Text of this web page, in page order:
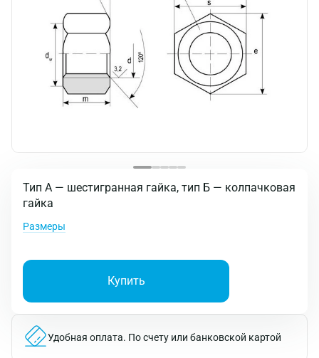
Тип А — шестигранная гайка, тип Б — колпачковая
гайка
Размеры
Купить
Удобная оплата. По счету или банковской картой